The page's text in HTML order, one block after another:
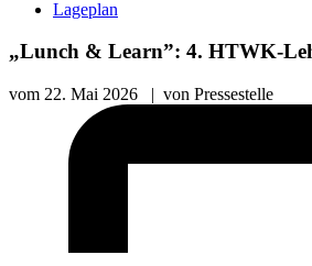
Lageplan
„Lunch & Learn”: 4. HTWK-
vom 22. Mai 2026 | von Pressestelle